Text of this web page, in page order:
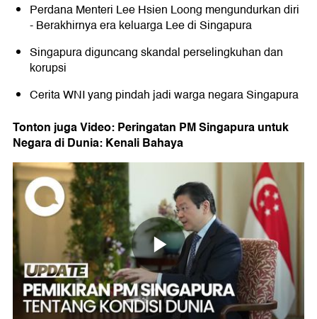
Perdana Menteri Lee Hsien Loong mengundurkan diri
- Berakhirnya era keluarga Lee di Singapura
Singapura diguncang skandal perselingkuhan dan
korupsi
Cerita WNI yang pindah jadi warga negara Singapura
Tonton juga Video: Peringatan PM Singapura untuk
Negara di Dunia: Kenali Bahaya